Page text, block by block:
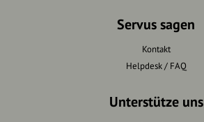
Servus sagen
Kontakt
Helpdesk / FAQ
Unterstütze uns